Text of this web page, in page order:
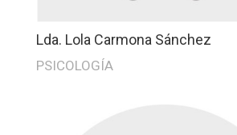
Lda. Lola Carmona Sánchez
PSICOLOGÍA